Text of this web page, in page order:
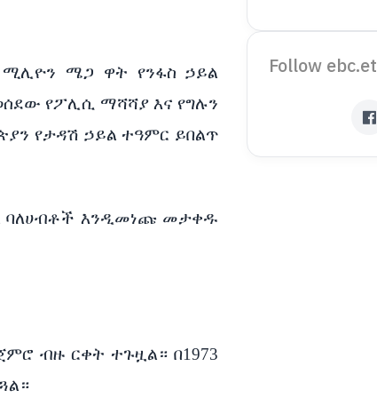
ሚሊዮን ሜጋ ዋት የንፋስ ኃይል
የፖሊሲ ማሻሻያ እና የግሉን
የታዳሽ ኃይል ተዓምር ይበልጥ
ባለሀብቶች እንዲመነጩ መታቀዱ
ብዙ ርቀት ተጉዟል። በ1973
Follow ebc.et